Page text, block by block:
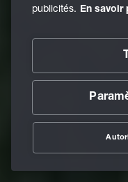
publicités. En savoir